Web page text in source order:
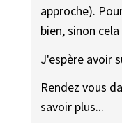
approche).
bien, sinon
J'espère avoir
Rendez vous
savoir plus...